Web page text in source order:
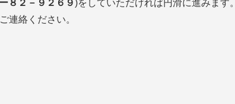
８２－９２６９)をしていただければ円滑に進みます。
連絡ください。